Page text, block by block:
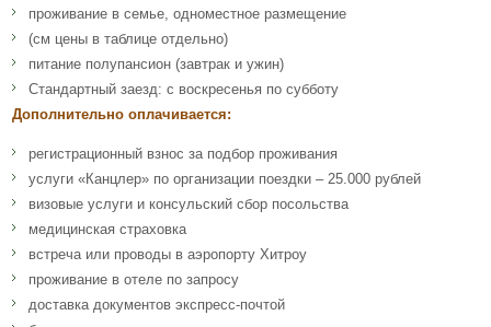
проживание в семье, одноместное размещение
(см цены в таблице отдельно)
питание полупансион (завтрак и ужин)
Стандартный заезд: с воскресенья по субботу
Дополнительно оплачивается:
регистрационный взнос за подбор проживания
услуги «Канцлер» по организации поездки – 25.000 рублей
визовые услуги и консульский сбор посольства
медицинская страховка
встреча или проводы в аэропорту Хитроу
проживание в отеле по запросу
доставка документов экспресс-почтой